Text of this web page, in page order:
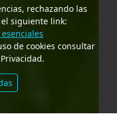
rechazando las
siguiente link:
de cookies consultar